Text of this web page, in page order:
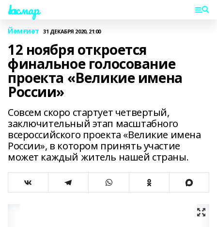
Һаҡмар
Йәмғиәт 31 ДЕКАБРЯ 2020, 21:00
12 ноября откроется
финальное голосование
проекта «Великие имена
России»
Совсем скоро стартует четвертый,
заключительный этап масштабного
всероссийского проекта «Великие имена
России», в котором принять участие
может каждый житель нашей страны.